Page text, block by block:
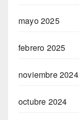
mayo 2025
febrero 2025
noviembre 2024
octubre 2024